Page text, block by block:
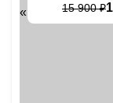
15 900 ₽